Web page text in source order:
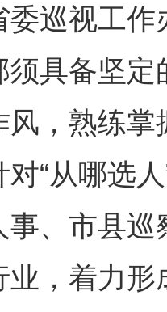
巡视工作
须具备坚
风，熟练
“从哪选
事、市县
业，着力